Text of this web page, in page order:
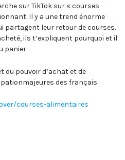
sur TikTok sur « courses
Il y a une trend énorme
partagent leur retour de courses.
ils t’expliquent pourquoi et il
panier.
du pouvoir d’achat et de
des français.
courses-alimentaires